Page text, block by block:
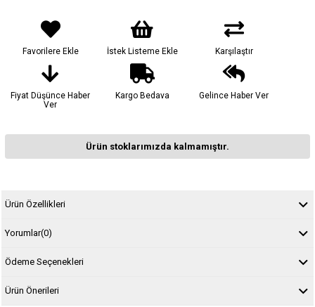
Favorilere Ekle İstek Listeme Ekle Karşılaştır
Fiyat Düşünce Haber
Ver
Kargo Bedava Gelince Haber Ver
Ürün stoklarımızda kalmamıştır.
Ürün Özellikleri
Yorumlar(0)
Ödeme Seçenekleri
Ürün Önerileri